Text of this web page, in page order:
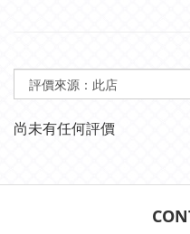
尚未有任何評價